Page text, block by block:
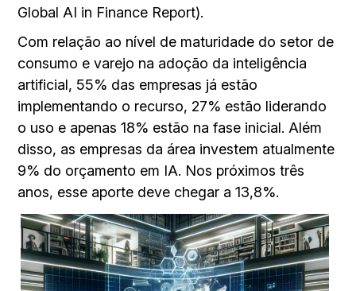
Global AI in Finance Report).
Com relação ao nível de maturidade do setor de
consumo e varejo na adoção da inteligência
artificial, 55% das empresas já estão
implementando o recurso, 27% estão liderando
o uso e apenas 18% estão na fase inicial. Além
disso, as empresas da área investem atualmente
9% do orçamento em IA. Nos próximos três
anos, esse aporte deve chegar a 13,8%.